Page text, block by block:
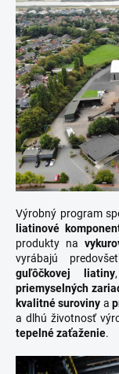
Výrobný program
liatinové
produkty na
vyrábajú
guľôčkovej liatiny
priemyselných
kvalitné suroviny a
a dlhú životnosť
tepelné zaťaženie.